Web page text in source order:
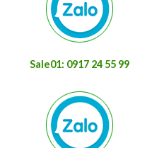
Sale01: 0917 24 55 99